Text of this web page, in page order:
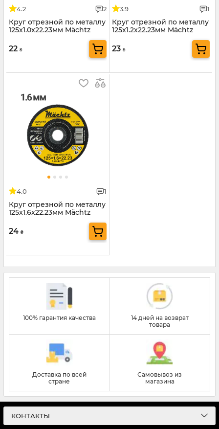
4.2 2
Круг отрезной по металлу
125x1.0x22.23мм Mächtz
22 ₴
3.9 1
Круг отрезной по металлу
125x1.2x22.23мм Mächtz
23 ₴
4.0 1
Круг отрезной по металлу
125x1.6x22.23мм Mächtz
24 ₴
100% гарантия качества
14 дней на возврат
товара
Доставка по всей
стране
Самовывоз из
магазина
КОНТАКТЫ